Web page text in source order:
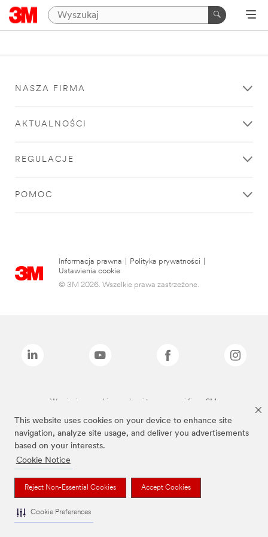
This website uses cookies on your device to enhance site
navigation, analyze site usage, and deliver you advertisements
based on your interests.
Cookie Notice
Reject Non-Essential Cookies Accept Cookies
Cookie Preferences
NASZA FIRMA
AKTUALNOŚCI
REGULACJE
POMOC
Informacja prawna Polityka prywatności
Ustawienia cookie
© 3M 2026. Wszelkie prawa zastrzeżone.
Wymienione marki są znakami towarowymi firmy 3M.